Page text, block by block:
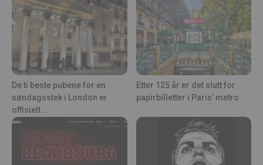
De ti beste pubene for en
søndagsstek i London er
offisielt...
Etter 125 år er det slutt for
papirbilletter i Paris’ metro